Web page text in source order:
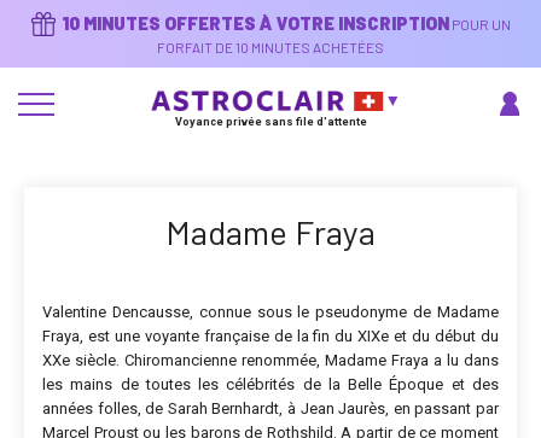
10 MINUTES OFFERTES À VOTRE INSCRIPTION POUR UN
FORFAIT DE 10 MINUTES ACHETÉES
Voyance privée sans file d'attente
Madame Fraya
Valentine Dencausse, connue sous le pseudonyme de Madame
Fraya, est une voyante française de la fin du XIXe et du début du
XXe siècle. Chiromancienne renommée, Madame Fraya a lu dans
les mains de toutes les célébrités de la Belle Époque et des
années folles, de Sarah Bernhardt, à Jean Jaurès, en passant par
Marcel Proust ou les barons de Rothshild. A partir de ce moment